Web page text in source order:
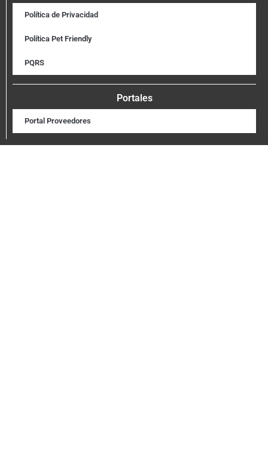
Política de Privacidad
Política Pet Friendly
PQRS
Portales
Portal Proveedores